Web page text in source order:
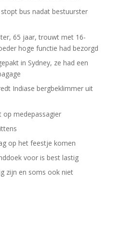
bus nadat bestuurster
65 jaar, trouwt met 16-
hoge functie had bezorgd
in Sydney, ze had een
Indiase bergbeklimmer uit
op medepassagier
op het feestje komen
voor is best lastig
zijn en soms ook niet